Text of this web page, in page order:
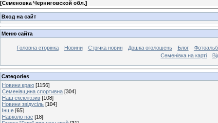
[Семеновка Черниговской обл.]
Вход на сайт
Меню сайта
Головна сторінка Новини Стрічка новин Дошка оголошень Блог
Семенівка на карті
Categories
Новини краю [1156]
Семенівщина спортивна [304]
Наш ексклюзив [108]
Новини звідусіль [104]
Інше [65]
Навколо нас [18]